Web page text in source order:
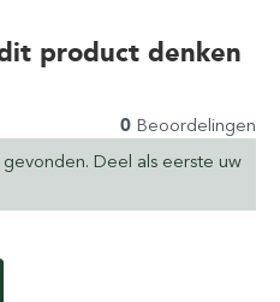
product denken
0 Beoordelingen
Deel als eerste uw